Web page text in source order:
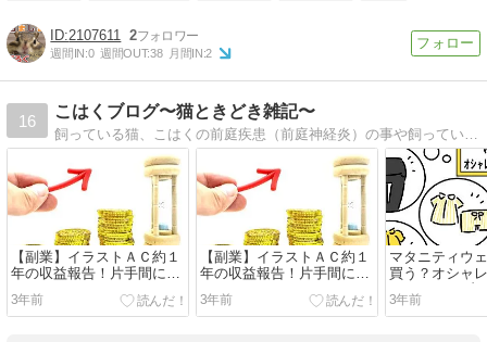
2107611 2
週間IN:0 週間OUT:38 月間IN:2
16
こはくブログ〜猫ときどき雑記〜
【副業】イラストＡＣ約１
年の収益報告！片手間に続
けてどのくらいになるのか
3年前
【副業】イラストＡＣ約１
年の収益報告！片手間に続
けてどのくらいになるのか
3年前
マタニティウ
買う？オシャ
なサイト・ブ
3年前